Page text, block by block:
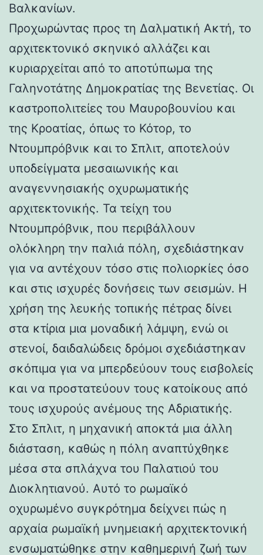
Βαλκανίων.
Προχωρώντας προς τη Δαλματική Ακτή, το
αρχιτεκτονικό σκηνικό αλλάζει και
κυριαρχείται από το αποτύπωμα της
Γαληνοτάτης Δημοκρατίας της Βενετίας. Οι
καστροπολιτείες του Μαυροβουνίου και
της Κροατίας, όπως το Κότορ, το
Ντουμπρόβνικ και το Σπλιτ, αποτελούν
υποδείγματα μεσαιωνικής και
αναγεννησιακής οχυρωματικής
αρχιτεκτονικής. Τα τείχη του
Ντουμπρόβνικ, που περιβάλλουν
ολόκληρη την παλιά πόλη, σχεδιάστηκαν
για να αντέχουν τόσο στις πολιορκίες όσο
και στις ισχυρές δονήσεις των σεισμών. Η
χρήση της λευκής τοπικής πέτρας δίνει
στα κτίρια μια μοναδική λάμψη, ενώ οι
στενοί, δαιδαλώδεις δρόμοι σχεδιάστηκαν
σκόπιμα για να μπερδεύουν τους εισβολείς
και να προστατεύουν τους κατοίκους από
τους ισχυρούς ανέμους της Αδριατικής.
Στο Σπλιτ, η μηχανική αποκτά μια άλλη
διάσταση, καθώς η πόλη αναπτύχθηκε
μέσα στα σπλάχνα του Παλατιού του
Διοκλητιανού. Αυτό το ρωμαϊκό
οχυρωμένο συγκρότημα δείχνει πώς η
αρχαία ρωμαϊκή μνημειακή αρχιτεκτονική
ενσωματώθηκε στην καθημερινή ζωή των